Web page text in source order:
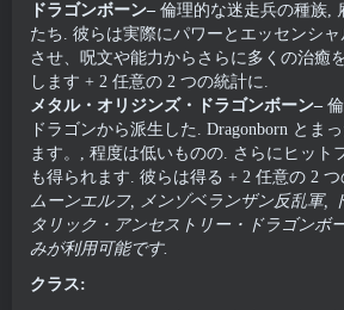
ドラゴンボーン– 倫理的な迷走兵の種族,
たち. 彼らは実際にパワーとエッセンシ
させ、呪文や能力からさらに多くの治癒
します + 2 任意の 2 つの統計に.
メタル・オリジンズ・ドラゴンボーン–
ドラゴンから派生した. Dragonborn とま
ます。, 程度は低いものの. さらにヒット
も得られます. 彼らは得る + 2 任意の 2
ムーンエルフ, メンゾベランザン反乱軍,
タリック・アンセストリー・ドラゴンボ
みが利用可能です.
クラス: